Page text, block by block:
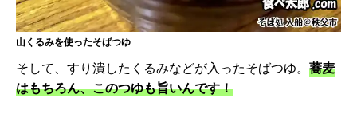
山くるみを使ったそばつゆ
そして、すり潰したくるみなどが入ったそばつゆ。 蕎麦
はもちろん、このつゆも旨いんです！